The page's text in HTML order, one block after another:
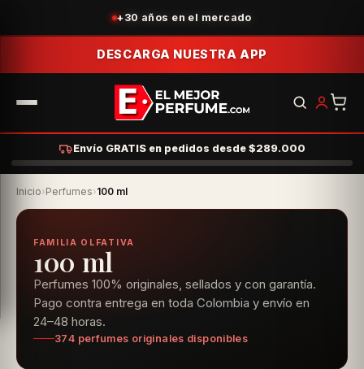
+30 años en el mercado
DESCARGA NUESTRA APP
Envío GRATIS en pedidos desde $289.000
Inicio›Perfumes›100 ml
FAMILIA OLFATIVA
100 ml
Perfumes 100% originales, sellados y con garantía.
Pago contra entrega en toda Colombia y envío en
24–48 horas.
374 perfumes originales disponibles